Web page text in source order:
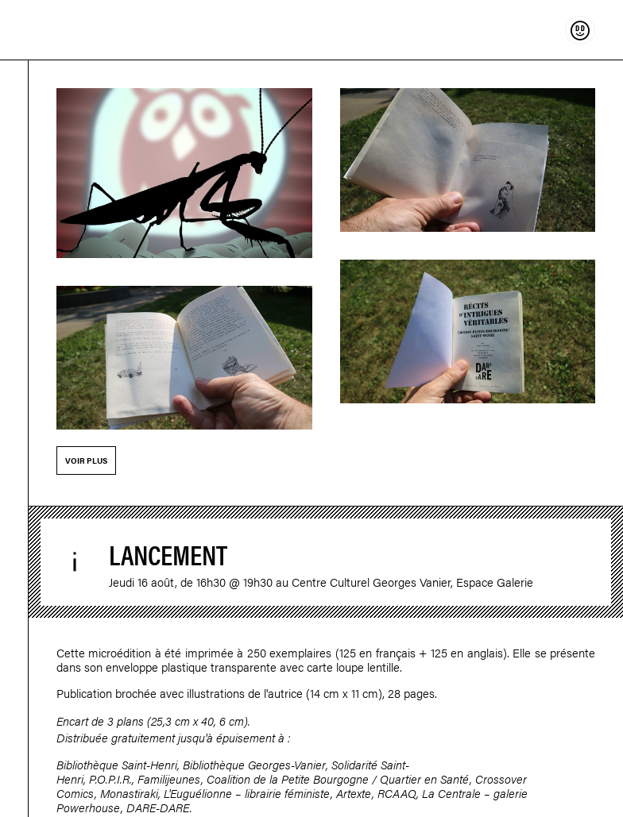
Soutenir
VOIR PLUS
LANCEMENT
Jeudi 16 août, de 16h30 @ 19h30 au Centre Culturel Georges Vanier, Espace Galerie
Cette microédition à été imprimée à 250 exemplaires (125 en français + 125 en anglais). Elle se présente
dans son enveloppe plastique transparente avec carte loupe lentille.
Publication brochée avec illustrations de l'autrice (14 cm x 11 cm), 28 pages.
Encart de 3 plans (25,3 cm x 40, 6 cm).
Distribuée gratuitement jusqu'à épuisement à :
Bibliothèque Saint-Henri, Bibliothèque Georges-Vanier, Solidarité Saint-
Henri, P.O.P.I.R., Familijeunes, Coalition de la Petite Bourgogne / Quartier en Santé, Crossover
Comics, Monastiraki, L'Euguélionne – librairie féministe, Artexte, RCAAQ, La Centrale – galerie
Powerhouse, DARE-DARE.